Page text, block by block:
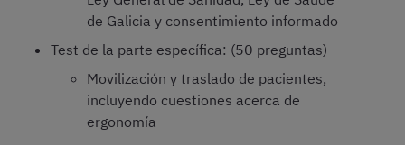
de Galicia y consentimiento informado
Test de la parte específica: (50 preguntas)
Movilización y traslado de pacientes,
incluyendo cuestiones acerca de
ergonomía